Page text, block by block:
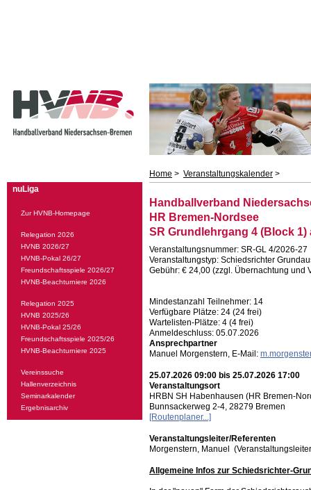
Home > Veranstaltungskalender >
nuLiga
Zur HVNB-Homepage
Relegation 2026
HVNB 2026/27
HVNB-Pokal 26/27
Freundschaftsspiele 2026/27
HVNB-Beachturniere 2026
Relegation 2025
HVNB 2025/26
HVNB-Pokal 25/26
Freundschaftsspiele 2025/26
HVNB-Beachturniere 2025
Vereinssuche
Hallenverzeichnis
Seminarkalender
Ergebnisarchiv
Handballverband
HR Bremen-Nordsee
SR Grundlehrgang 4 (Block 1)
Veranstaltungsnummer: SR-GL 4/2026-27
Veranstaltungstyp: Schiedsrichter
Gebühr: € 24,00 (zzgl. Übernachtung und
Mindestanzahl Teilnehmer: 14
Verfügbare Plätze: 24 (24 frei)
Wartelisten-Plätze: 4 (4 frei)
Anmeldeschluss: 05.07.2026
Ansprechpartner
Manuel Morgenstern, E-Mail:
25.07.2026 09:00 bis 25.07.2026 17:00
Veranstaltungsort
HRBN SH Habenhausen (HR Bremen-
Bunnsackerweg 2-4, 28279 Bremen
[Routenplaner...]
Veranstaltungsleiter/Referenten
Morgenstern, Manuel
Allgemeine Infos zur Schiedsrichter-